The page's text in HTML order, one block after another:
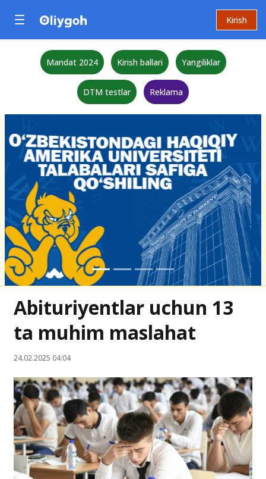
Kirish
Mandat 2024 Kirish ballari Yangiliklar
DTM testlar Reklama
Abituriyentlar uchun 13
ta muhim maslahat
24.02.2025 04:04